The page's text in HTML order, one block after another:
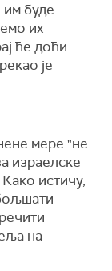
буде
их
ће доћи
је
мере "не
израелске
истичу,
на